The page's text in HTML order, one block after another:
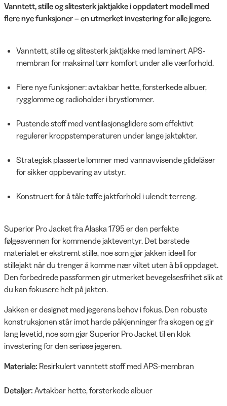
Vanntett, stille og slitesterk jaktjakke i oppdatert modell med
flere nye funksjoner – en utmerket investering for alle jegere.
Vanntett, stille og slitesterk jaktjakke med laminert APS-
membran for maksimal tørr komfort under alle værforhold.
Flere nye funksjoner: avtakbar hette, forsterkede albuer,
rygglomme og radioholder i brystlommer.
Pustende stoff med ventilasjonsglidere som effektivt
regulerer kroppstemperaturen under lange jaktøkter.
Strategisk plasserte lommer med vannavvisende glidelåser
for sikker oppbevaring av utstyr.
Konstruert for å tåle tøffe jaktforhold i ulendt terreng.
Superior Pro Jacket fra Alaska 1795 er den perfekte
følgesvennen for kommende jakteventyr. Det børstede
materialet er ekstremt stille, noe som gjør jakken ideell for
stillejakt når du trenger å komme nær viltet uten å bli oppdaget.
Den forbedrede passformen gir utmerket bevegelsesfrihet slik at
du kan fokusere helt på jakten.
Jakken er designet med jegerens behov i fokus. Den robuste
konstruksjonen står imot harde påkjenninger fra skogen og gir
lang levetid, noe som gjør Superior Pro Jacket til en klok
investering for den seriøse jegeren.
Materiale: Resirkulert vanntett stoff med APS-membran
Detaljer: Avtakbar hette, forsterkede albuer